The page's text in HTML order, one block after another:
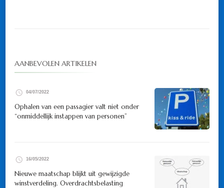
AANBEVOLEN ARTIKELEN
04/07/2022
Ophalen van een passagier valt niet onder
“onmiddellijk instappen van personen”
16/05/2022
Nieuwe maatschap blijkt uit gewijzigde
winstverdeling. Overdrachtsbelasting